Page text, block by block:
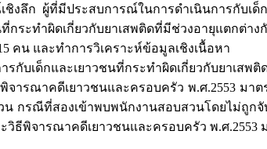
งลึก ผู้ที่มีประสบการณ์ในการดำเนินการกับเ
กระทำผิดเกี่ยวกับยาเสพติดที่มีช่วงอายุแตกต่
คน และทำการวิเคราะห์ข้อมูลเชิงเนื้อหา
รกับเด็กและเยาวชนที่กระทำผิดเกี่ยวกับยาเส
จารณาคดีเยาวชนและครอบครัว พ.ศ.2553 มา
กรณีที่สองเข้าพบพนักงานสอบสวนโดยไม่ถูกจั
ธีพิจารณาคดีเยาวชนและครอบครัว พ.ศ.2553